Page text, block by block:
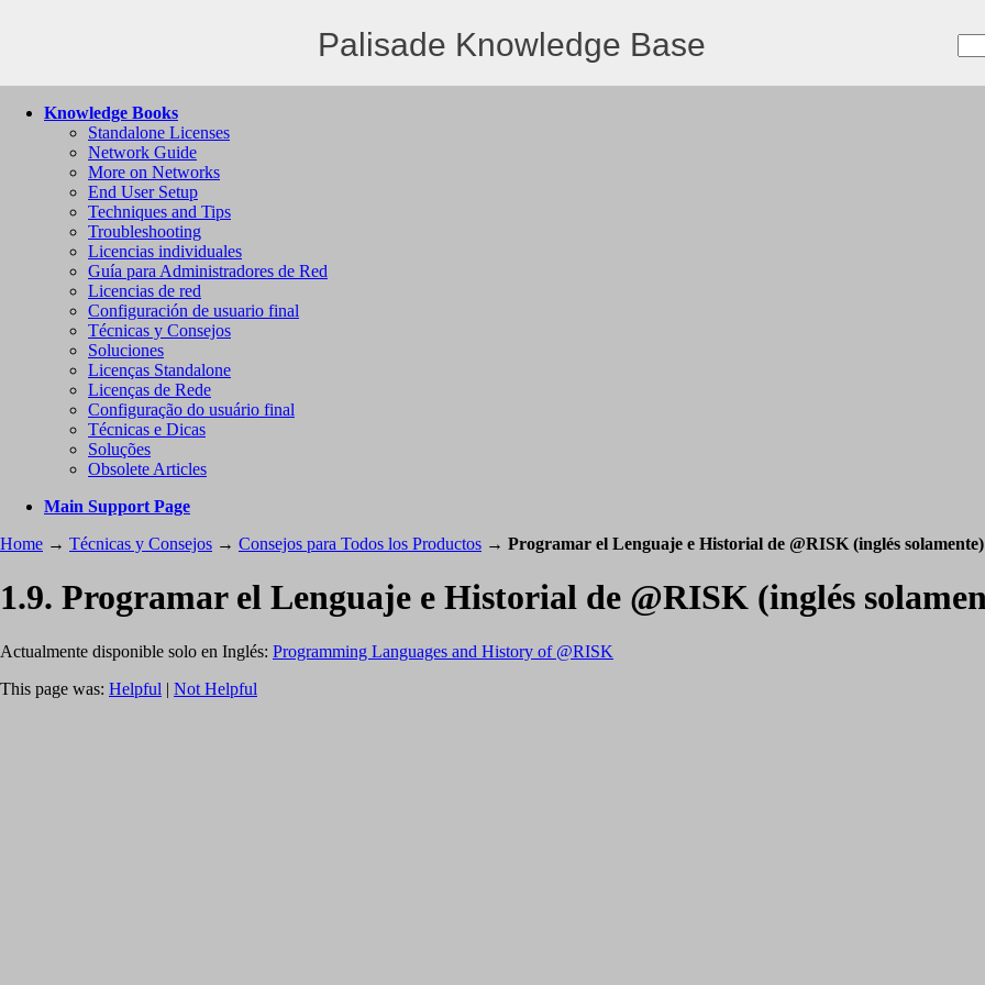
Palisade Knowledge Base
Knowledge Books
Standalone Licenses
Network Guide
More on Networks
End User Setup
Techniques and Tips
Troubleshooting
Licencias individuales
Guía para Administradores de Red
Licencias de red
Configuración de usuario final
Técnicas y Consejos
Soluciones
Licenças Standalone
Licenças de Rede
Configuração do usuário final
Técnicas e Dicas
Soluções
Obsolete Articles
Main Support Page
Home → Técnicas y Consejos → Consejos para Todos los Productos → Programar el Lenguaje e Historial de @RISK (inglés solamente)
1.9. Programar el Lenguaje e Historial de @RISK (inglés
Actualmente disponible solo en Inglés: Programming Languages and History of @RISK
This page was: Helpful | Not Helpful